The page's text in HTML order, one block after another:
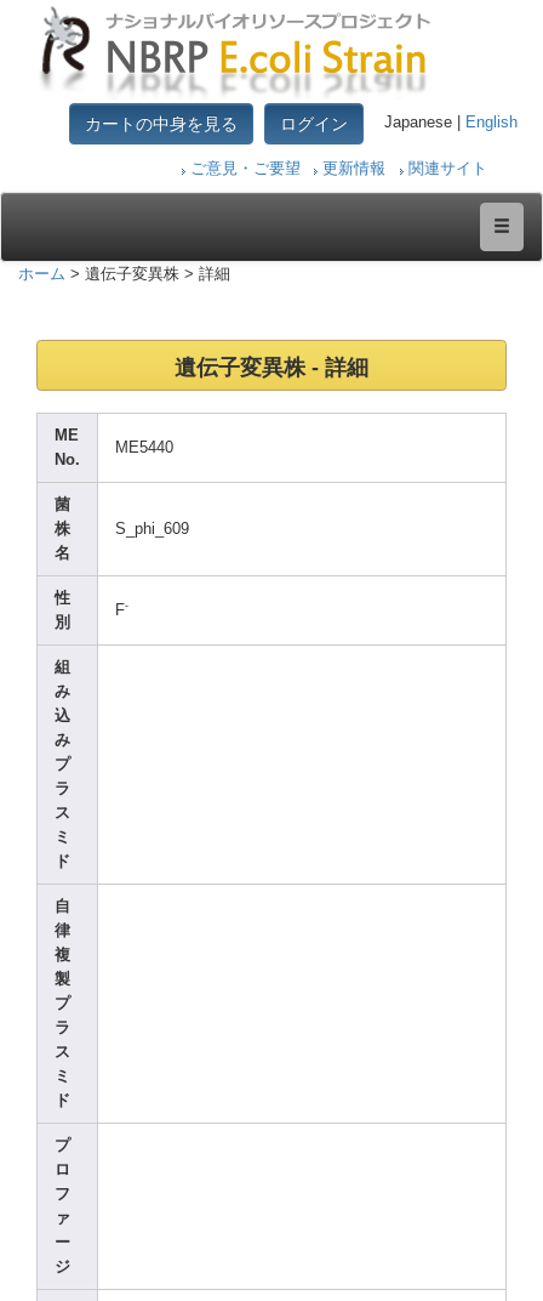
カートの中身を見る ログイン Japanese | English
ご意見・ご要望 更新情報 関連サイト
ホーム > 遺伝子変異株 > 詳細
遺伝子変異株 - 詳細
ME
No.
ME5440
菌
株
名
S_phi _609
性
別
F-
組
み
込
み
プ
ラ
ス
ミ
ド
自
律
複
製
プ
ラ
ス
ミ
ド
プ
ロ
フ
ァ
ー
ジ